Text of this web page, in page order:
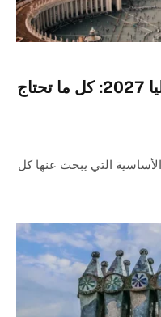
دليل تصريح الإقامة في إيطاليا 2027: كل ما تحتاج
التي يبحث عنها كل